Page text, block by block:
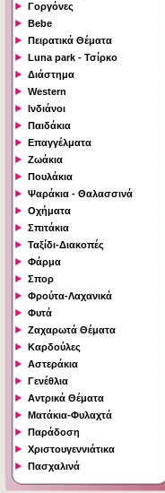
Γοργόνες
Bebe
Πειρατικά Θέματα
Luna park - Τσίρκο
Διάστημα
Western
Ινδιάνοι
Παιδάκια
Επαγγέλματα
Ζωάκια
Πουλάκια
Ψαράκια - Θαλασσινά
Οχήματα
Σπιτάκια
Ταξίδι-Διακοπές
Φάρμα
Σπορ
Φρούτα-Λαχανικά
Φυτά
Ζαχαρωτά Θέματα
Καρδούλες
Αστεράκια
Γενέθλια
Αντρικά Θέματα
Ματάκια-Φυλαχτά
Παράδοση
Χριστουγεννιάτικα
Πασχαλινά